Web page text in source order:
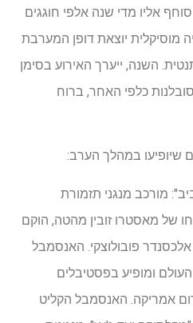
אליו מדי שנה אלפי חוגגים
מוסיקלית יוצאת דופן המערבת
השנה, ייערך האירוע בסימן
כלפי האחר, ברוח
שיופיעו במהלך הערב:
מורכב מנגני תזמורת
של מאסטרו זובין מהטה, הוקם
אלכסנדר פובולוצקי. האנסמבל
ומופיע בפסטיבלים
אמריקה. האנסמבל הקליט